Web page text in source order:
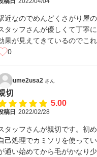
近なのでめんどくさがり屋
タッフさんが優しくて丁寧
果が見えてきているのでこ
0
ume2usa2 さん
切
5.00
稿日 2022/02/28
タッフさんが親切です。初
己処理でカミソリを使って
通い始めてから毛がかなり